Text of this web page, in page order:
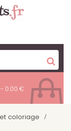
0.00 €
coloriage >